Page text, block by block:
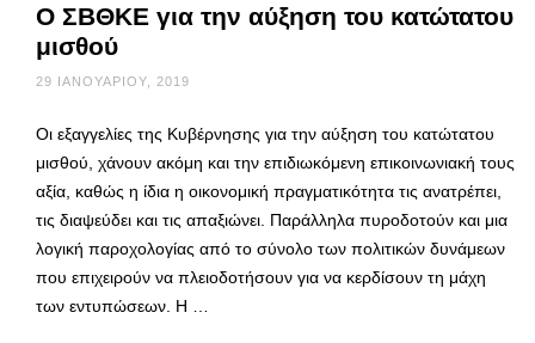
Ο ΣΒΘΚΕ για την αύξηση του κατώτατου
μισθού
29 ΙΑΝΟΥΑΡΊΟΥ, 2019
Οι εξαγγελίες της Κυβέρνησης για την αύξηση του κατώτατου
μισθού, χάνουν ακόμη και την επιδιωκόμενη επικοινωνιακή τους
αξία, καθώς η ίδια η οικονομική πραγματικότητα τις ανατρέπει,
τις διαψεύδει και τις απαξιώνει. Παράλληλα πυροδοτούν και μια
λογική παροχολογίας από το σύνολο των πολιτικών δυνάμεων
που επιχειρούν να πλειοδοτήσουν για να κερδίσουν τη μάχη
των εντυπώσεων. Η …